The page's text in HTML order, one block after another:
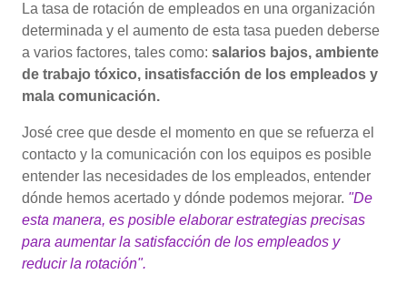
La tasa de rotación de empleados en una organización
determinada y el aumento de esta tasa pueden deberse
a varios factores, tales como: salarios bajos, ambiente
de trabajo tóxico, insatisfacción de los empleados y
mala comunicación.
José cree que desde el momento en que se refuerza el
contacto y la comunicación con los equipos es posible
entender las necesidades de los empleados, entender
dónde hemos acertado y dónde podemos mejorar. "De
esta manera, es posible elaborar estrategias precisas
para aumentar la satisfacción de los empleados y
reducir la rotación".